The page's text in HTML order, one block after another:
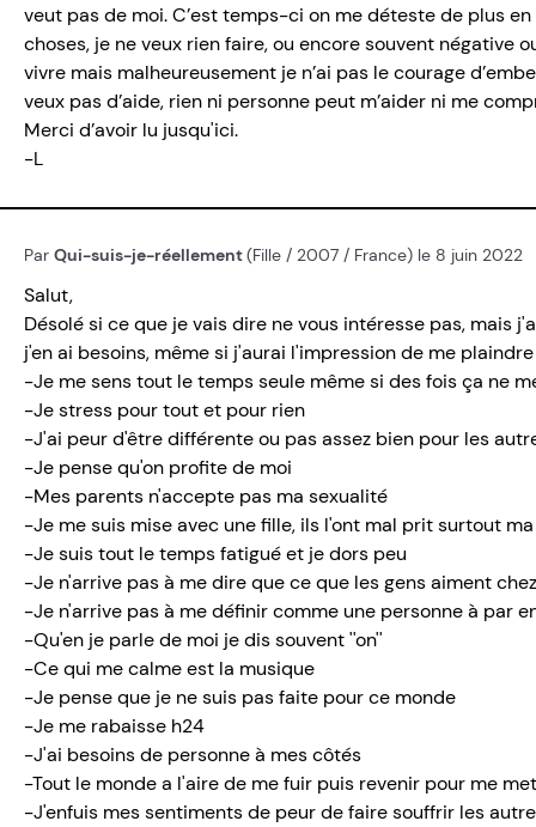
veut pas de moi. C’est temps-ci on me déteste de plus
choses, je ne veux rien faire, ou encore souvent négative
vivre mais malheureusement je n’ai pas le courage
veux pas d’aide, rien ni personne peut m’aider ni me
Merci d’avoir lu jusqu'ici.
-L
Par Qui-suis-je-réellement(Fille / 2007 / France) le 8 juin 2022
Salut,
Désolé si ce que je vais dire ne vous intéresse pas, mais
j'en ai besoins, même si j'aurai l'impression de me
-Je me sens tout le temps seule même si des fois ça ne
-Je stress pour tout et pour rien
-J'ai peur d'être différente ou pas assez bien pour les
-Je pense qu'on profite de moi
-Mes parents n'accepte pas ma sexualité
-Je me suis mise avec une fille, ils l'ont mal prit surtout
-Je suis tout le temps fatigué et je dors peu
-Je n'arrive pas à me dire que ce que les gens aiment
-Je n'arrive pas à me définir comme une personne à par
-Qu'en je parle de moi je dis souvent ''on''
-Ce qui me calme est la musique
-Je pense que je ne suis pas faite pour ce monde
-Je me rabaisse h24
-J'ai besoins de personne à mes côtés
-Tout le monde a l'aire de me fuir puis revenir pour me
-J'enfuis mes sentiments de peur de faire souffrir les